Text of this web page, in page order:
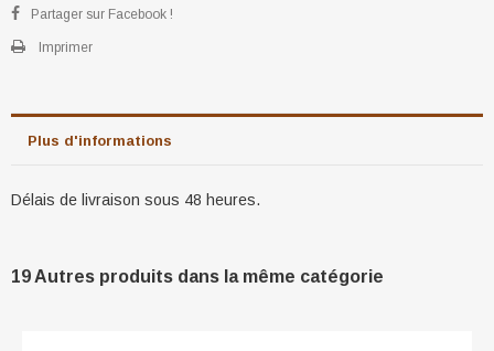
Partager sur Facebook !
Imprimer
Plus d'informations
Délais de livraison sous 48 heures.
19 Autres produits dans la même catégorie